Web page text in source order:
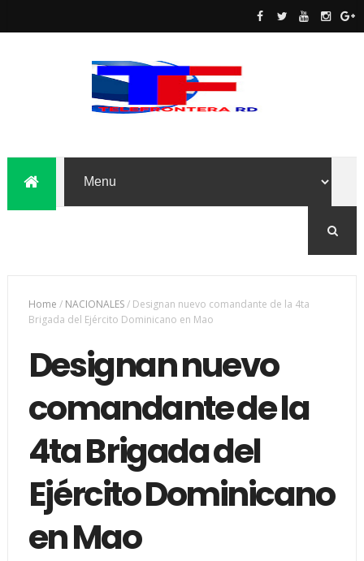
Home / NACIONALES/ Designan nuevo comandante de la 4ta
Brigada del Ejército Dominicano en Mao
Designan nuevo
comandante de la
4ta Brigada del
Ejército Dominicano
en Mao